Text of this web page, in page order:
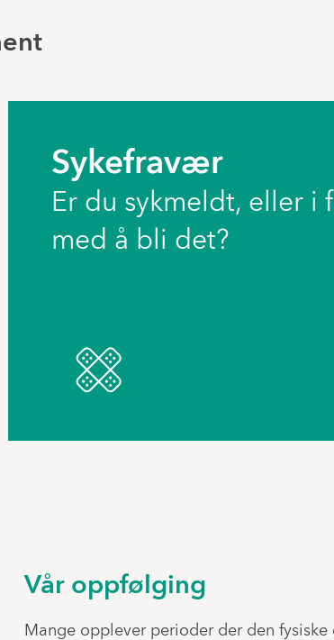
Sykefravær
Er du sykmeldt, eller i
med å bli det?
Vår oppfølging
Mange opplever perioder der den fysiske